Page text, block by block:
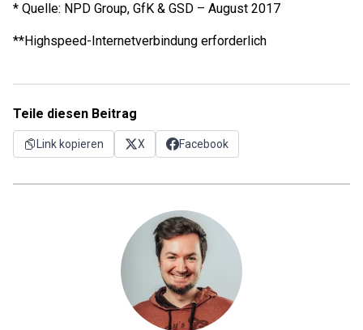
* Quelle: NPD Group, GfK & GSD – August 2017
**Highspeed-Internetverbindung erforderlich
Teile diesen Beitrag
Link kopieren X Facebook